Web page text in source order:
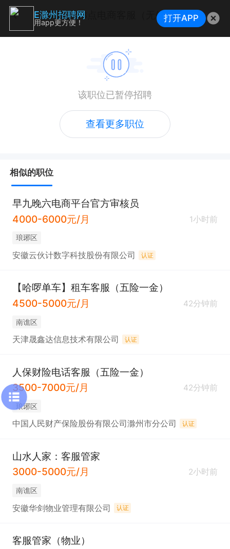
双休9-18点电商客服（无销售/包住/接受小白）
该职位已暂停招聘
查看更多职位
相似的职位
早九晚六电商平台官方审核员
4000-6000元/月
1小时前
琅琊区
安徽云伙计数字科技股份有限公司 认证
【哈啰单车】租车客服（五险一金）
4500-5000元/月
42分钟前
南谯区
天津晟鑫达信息技术有限公司 认证
人保财险电话客服（五险一金）
3500-7000元/月
42分钟前
琅琊区
中国人民财产保险股份有限公司滁州市分公司 认证
山水人家：客服管家
3000-5000元/月
2小时前
南谯区
安徽华剑物业管理有限公司 认证
客服管家（物业）
E滁州招聘网
用app更方便！ 打开APP